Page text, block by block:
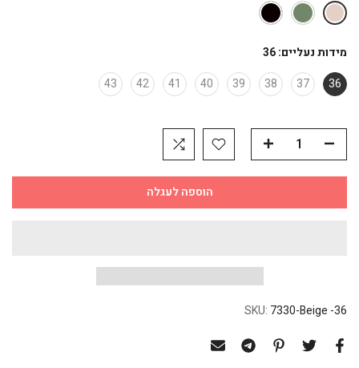
מידות נעליים:36
36
37
38
39
40
41
42
43
הוספה לעגלה
SKU: 7330-Beige -36